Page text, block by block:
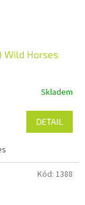
Wild Horses
Skladem
DETAIL
Kód: 1388